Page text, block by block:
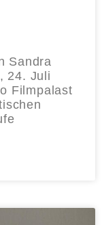
Sandra
24. Juli
Filmpalast